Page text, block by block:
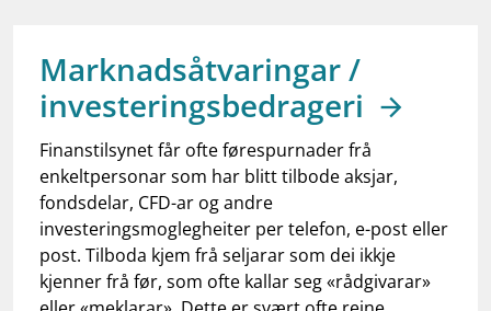
dashboardInformasjon for investorer
notifications_noneAbonner på nyhetsvarsel
Marknadsåtvaringar /
investeringsbedrageri
Finanstilsynet får ofte førespurnader frå
enkeltpersonar som har blitt tilbode aksjar,
fondsdelar, CFD-ar og andre
investeringsmoglegheiter per telefon, e-post eller
post. Tilboda kjem frå seljarar som dei ikkje
kjenner frå før, som ofte kallar seg «rådgivarar»